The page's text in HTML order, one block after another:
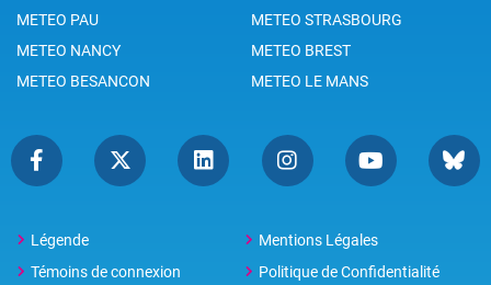
METEO PAU
METEO STRASBOURG
METEO NANCY
METEO BREST
METEO BESANCON
METEO LE MANS
Légende
Mentions Légales
Témoins de connexion
Politique de Confidentialité